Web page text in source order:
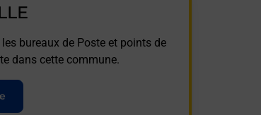
bureaux de Poste et points de
dans cette commune.